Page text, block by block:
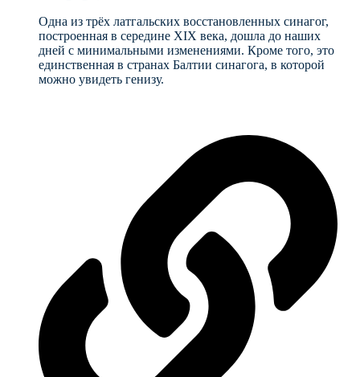
Одна из трёх латгальских восстановленных синагог,
построенная в середине XIX века, дошла до наших
дней с минимальными изменениями. Кроме того, это
единственная в странах Балтии синагога, в которой
можно увидеть генизу.